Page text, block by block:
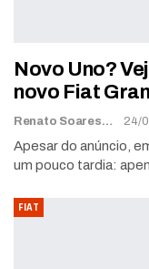
Novo Uno?
novo Fiat
Renato Soares 24/
Apesar do anúncio,
um pouco tardia:
FIAT